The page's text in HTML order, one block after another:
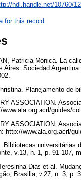
hdl.handle.net/10760/
for this record
Patricia Mónica. La
Aires: Sociedad
Planejamento de
ASSOCIATION.
www.ala.org.acrl/guides/
ASSOCIATION.
http://www.ala.org.acrl/
Bibliotecas universitárias
v.13, n. 1, p. 91-107,
Dias et al.
Brasilia, v.27, n. 3, p.